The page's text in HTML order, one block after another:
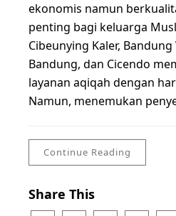
ekonomis namun
penting bagi keluarga
Cibeunying Kaler,
Bandung, dan Cicendo
layanan aqiqah dengan
Namun, menemukan
Continue Reading
Share This